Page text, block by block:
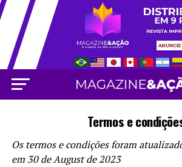
Termos e
Os termos e condições foram
em 30 de August de 2023